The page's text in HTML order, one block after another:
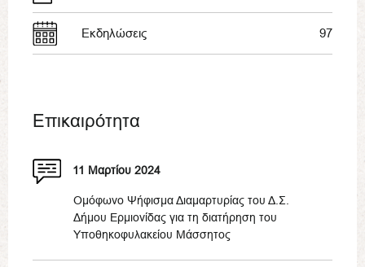
Εκδηλώσεις 97
Επικαιρότητα
11 Μαρτίου 2024
Ομόφωνο Ψήφισμα Διαμαρτυρίας του Δ.Σ.
Δήμου Ερμιονίδας για τη διατήρηση του
Υποθηκοφυλακείου Μάσσητος